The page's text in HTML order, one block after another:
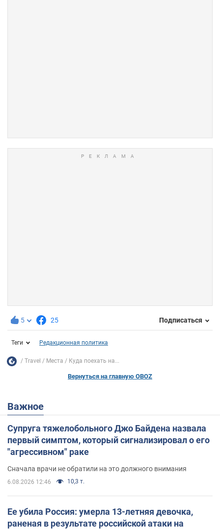
5 25 Подписаться
Теги Редакционная политика
Travel Места Куда поехать на...
Вернуться на главную OBOZ
Важное
Супруга тяжелобольного Джо Байдена назвала
первый симптом, который сигнализировал о его
"агрессивном" раке
Сначала врачи не обратили на это должного внимания
6.08.2026 12:46 10,3 т.
Ее убила Россия: умерла 13-летняя девочка,
раненая в результате российской атаки на